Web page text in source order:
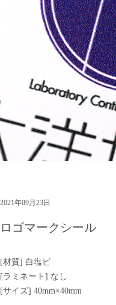
2021年09月23日
ロゴマークシール
[材質] 白塩ビ
[ラミネート] なし
[サイズ] 40mm×40mm